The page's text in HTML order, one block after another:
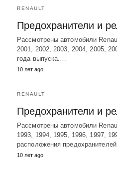
RENAULT
Предохранители и
Рассмотрены автомобили
2001, 2002, 2003, 2004, 2005,
года выпуска.…
10 лет ago
RENAULT
Предохранители и
Рассмотрены автомобили
1993, 1994, 1995, 1996, 1997,
расположения
10 лет ago